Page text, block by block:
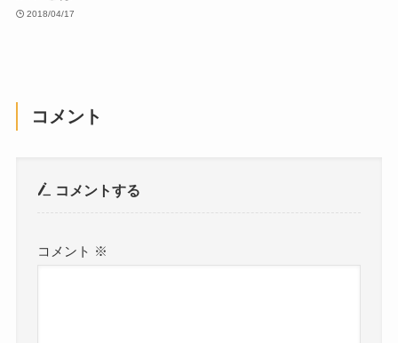
2018/04/17
コメント
コメントする
コメント ※